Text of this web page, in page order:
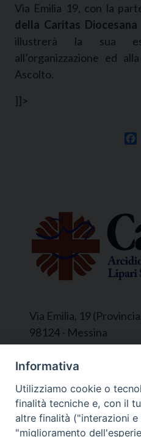
Via Emilia 19, con la
della Caritas
illustrerà la sua
all’organizzazione ed
Ascolto.
]]>
Via Emilia, 19
98124 - Messina
Segreteria e
L’Ufficio è aperto tutti i
venerdì, dalle ore 9.30
Tel. 090.9146045
mail:
Informativa
Utilizziamo cookie o
finalità tecniche e, con il
altre finalità ("interazioni
"miglioramento